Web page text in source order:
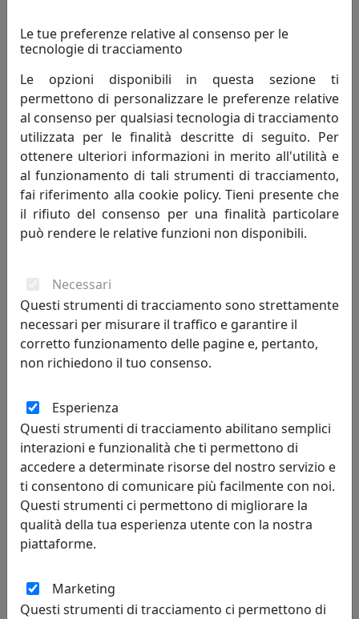
COLORE PIOGGIA
MemeDesign
548,00 €
MemeDesign
Le tue preferenze relative al consenso per le
tecnologie di tracciamento
Le opzioni disponibili in questa sezione ti
permettono di personalizzare le preferenze relative
al consenso per qualsiasi tecnologia di tracciamento
utilizzata per le finalità descritte di seguito. Per
ottenere ulteriori informazioni in merito all'utilità e
al funzionamento di tali strumenti di tracciamento,
fai riferimento alla cookie policy. Tieni presente che
il rifiuto del consenso per una finalità particolare
può rendere le relative funzioni non disponibili.
Necessari
Questi strumenti di tracciamento sono strettamente
necessari per misurare il traffico e garantire il
corretto funzionamento delle pagine e, pertanto,
non richiedono il tuo consenso.
Esperienza
Questi strumenti di tracciamento abilitano semplici
interazioni e funzionalità che ti permettono di
accedere a determinate risorse del nostro servizio e
ti consentono di comunicare più facilmente con noi.
Questi strumenti ci permettono di migliorare la
qualità della tua esperienza utente con la nostra
piattaforme.
Marketing
Questi strumenti di tracciamento ci permettono di